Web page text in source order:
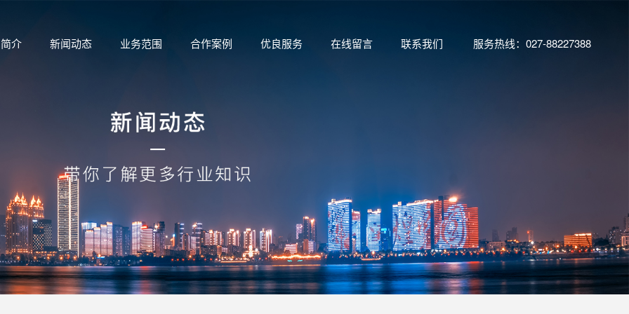
介 新闻动态 业务范围 合作案例 优良服务 在线留言 联系我们 服务热线：027-88227388